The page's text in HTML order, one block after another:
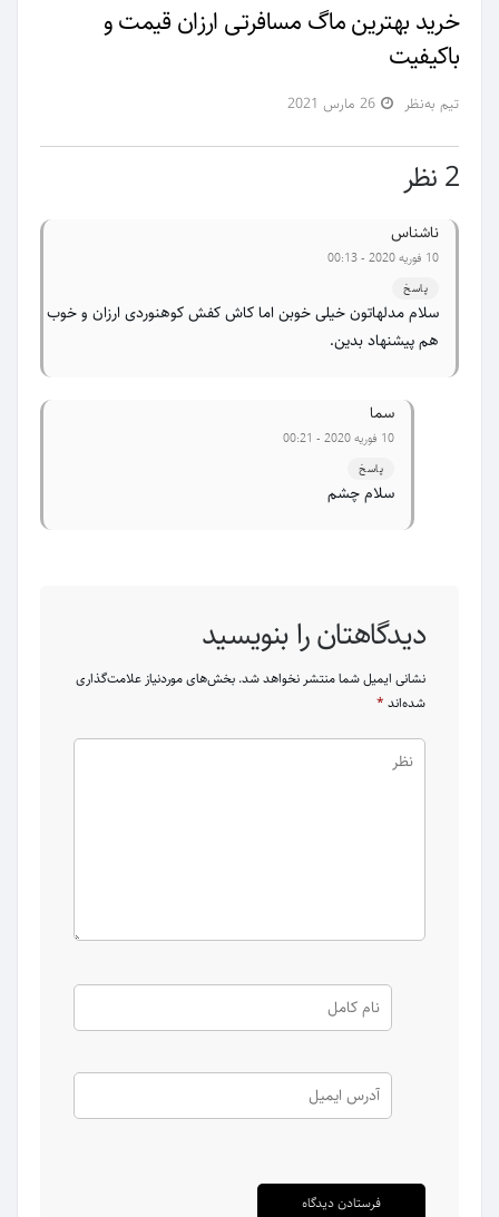
خرید بهترین ماگ مسافرتی ارزان قیمت و
باکیفیت
تیم به‌نظر 26 مارس 2021
2 نظر
ناشناس
10 فوریه 2020 - 00:13
پاسخ
سلام مدلهاتون خیلی خوبن اما کاش کفش کوهنوردی ارزان و خوب
هم پیشنهاد بدین.
سما
10 فوریه 2020 - 00:21
پاسخ
سلام چشم
دیدگاهتان را بنویسید
نشانی ایمیل شما منتشر نخواهد شد. بخش‌های موردنیاز علامت‌گذاری
شده‌اند *